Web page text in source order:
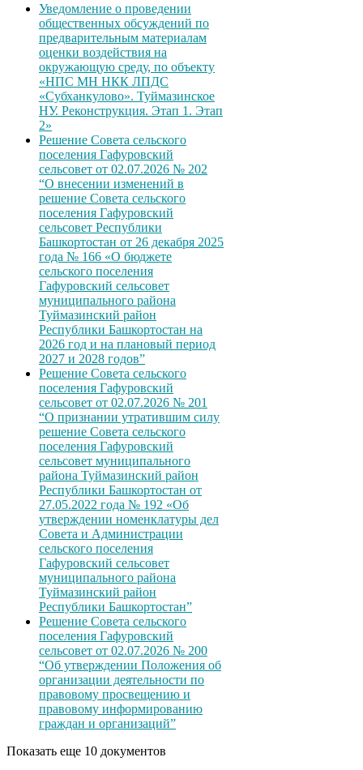
Уведомление о проведении
общественных обсуждений по
предварительным материалам
оценки воздействия на
окружающую среду, по объекту
«НПС МН НКК ЛПДС
«Субханкулово». Туймазинское
НУ. Реконструкция. Этап 1. Этап
2»
Решение Совета сельского
поселения Гафуровский
сельсовет от 02.07.2026 № 202
“О внесении изменений в
решение Совета сельского
поселения Гафуровский
сельсовет Республики
Башкортостан от 26 декабря 2025
года № 166 «О бюджете
сельского поселения
Гафуровский сельсовет
муниципального района
Туймазинский район
Республики Башкортостан на
2026 год и на плановый период
2027 и 2028 годов”
Решение Совета сельского
поселения Гафуровский
сельсовет от 02.07.2026 № 201
“О признании утратившим силу
решение Совета сельского
поселения Гафуровский
сельсовет муниципального
района Туймазинский район
Республики Башкортостан от
27.05.2022 года № 192 «Об
утверждении номенклатуры дел
Совета и Администрации
сельского поселения
Гафуровский сельсовет
муниципального района
Туймазинский район
Республики Башкортостан”
Решение Совета сельского
поселения Гафуровский
сельсовет от 02.07.2026 № 200
“Об утверждении Положения об
организации деятельности по
правовому просвещению и
правовому информированию
граждан и организаций”
Показать еще 10 документов